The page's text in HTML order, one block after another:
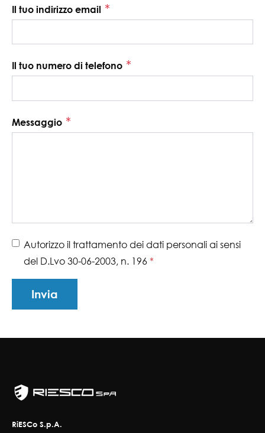
Il tuo indirizzo email *
Il tuo numero di telefono *
Messaggio *
Autorizzo il trattamento dei dati personali ai sensi
del D.Lvo 30-06-2003, n. 196 *
RiESCo S.p.A.